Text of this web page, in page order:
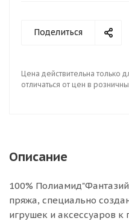
Поделиться
Цена действительна только
отличаться от цен в
Описание
100%
пряжа, специально
игрушек и аксессуаров